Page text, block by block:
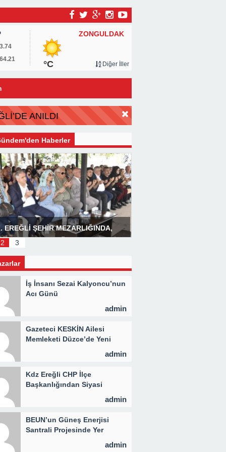
ZONGULDAK
°C Diğer İller
ANILDI
Haberler
EREĞLİ ŞEHİR MEZARLIĞINDA,
PROGRAMI DÜZENLENDİ 3 BİN
2 3
İş İnsanı Sezai Kalyoncu’nun
Acı Günü
admin
Gazeteci KESKİN Ailesi
Memleketi Düzce’de Yeni
admin
Kdz Ereğli CHP İlçe
Başkanlığından Siyasi
admin
BEUN’un Güneş Enerjisi
Santrali Projesinde Yer
admin